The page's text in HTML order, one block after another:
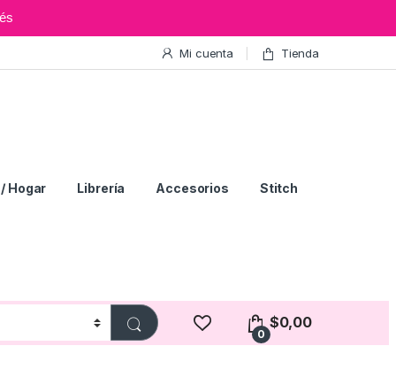
Mi cuenta Tienda
Hogar Librería Accesorios Stitch
0
$0,00